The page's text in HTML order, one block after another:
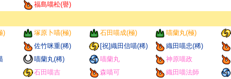
福島喵松(譽)
) 塚原卜喵(極) 石田喵成(極) 喵蘭丸(極)
佐竹咪重(稀) [祝]織田信喵(稀) 織田喵忠(稀)
喵蘭丸(稀) 喵蘭丸 神原喵政
石田喵吉 森喵可 織田喵法師